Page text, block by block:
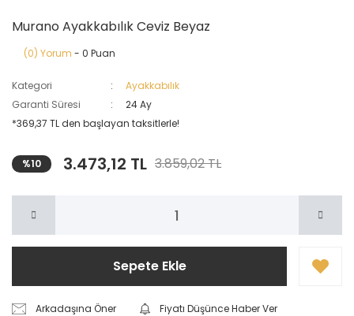
Murano Ayakkabılık Ceviz Beyaz
(0) Yorum - 0 Puan
Kategori
Ayakkabılık
Garanti Süresi
24 Ay
*369,37 TL den başlayan taksitlerle!
%10 3.473,12 TL 3.859,02 TL
Sepete Ekle
Arkadaşına Öner
Fiyatı Düşünce Haber Ver